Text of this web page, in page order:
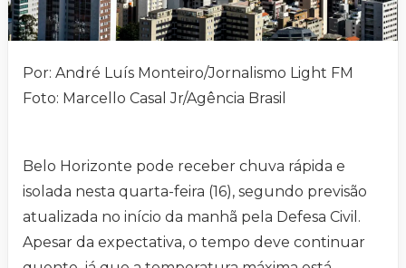
Por: André Luís Monteiro/Jornalismo Light FM
Foto: Marcello Casal Jr/Agência Brasil
Belo Horizonte pode receber chuva rápida e
isolada nesta quarta-feira (16), segundo previsão
atualizada no início da manhã pela Defesa Civil.
Apesar da expectativa, o tempo deve continuar